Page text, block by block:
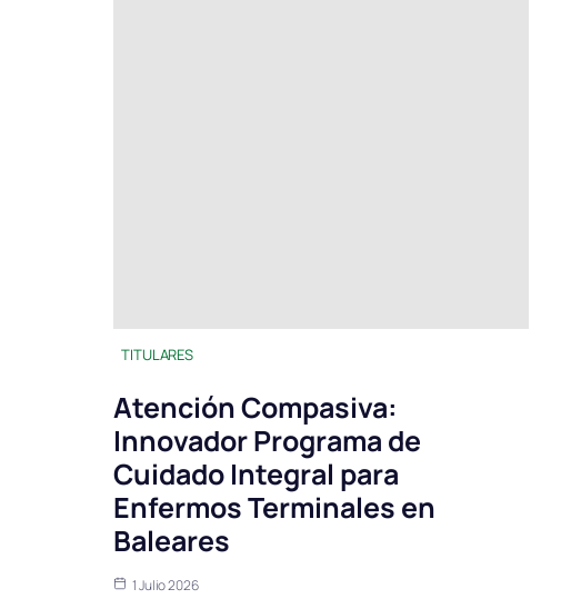
TITULARES
Atención Compasiva:
Innovador Programa de
Cuidado Integral para
Enfermos Terminales en
Baleares
1 Julio 2026